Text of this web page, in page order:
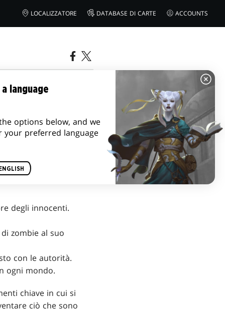
LOCALIZZATORE DATABASE DI CARTE ACCOUNTS
degli innocenti.
zombie al suo
con le autorità.
ogni mondo.
chiave in cui si
ciò che sono
a language
options below, and we
your preferred language
ENGLISH